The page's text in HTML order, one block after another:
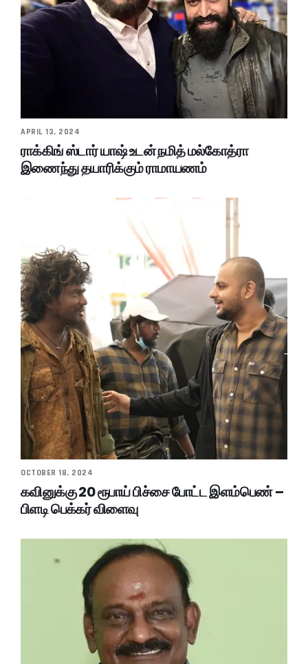
APRIL 13, 2024
ராக்கிங் ஸ்டார் யாஷ் உடன் நமித் மல்கோத்ரா
இணைந்து தயாரிக்கும் ராமாயணம்
OCTOBER 18, 2024
கவினுக்கு 20 ரூபாய் பிச்சை போட்ட இளம்பெண் –
பிளடி பெக்கர் விளைவு